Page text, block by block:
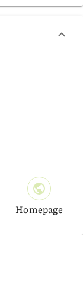
Homepage